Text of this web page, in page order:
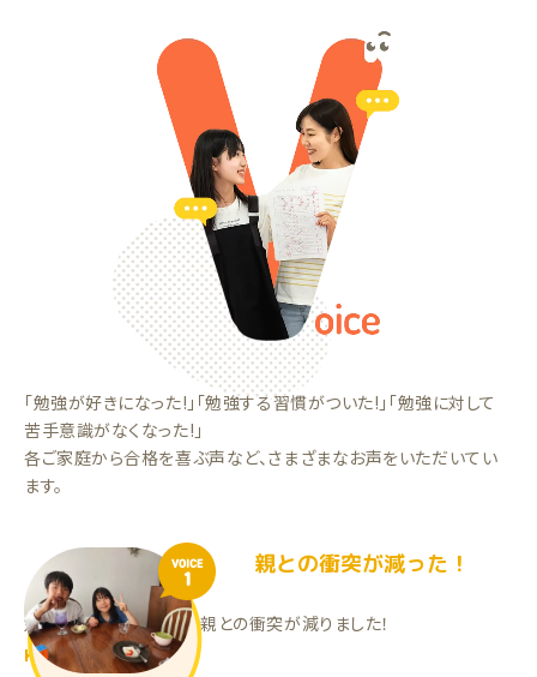
「勉強が好きになった!」「勉強する習慣がついた!」「勉強に対して
苦手意識がなくなった!」
各ご家庭から合格を喜ぶ声など、さまざまなお声をいただいてい
ます。
VOICE
1
親との衝突が減った！
勉強する時間が増えて、親との衝突が減りました！
KTくん（小5）